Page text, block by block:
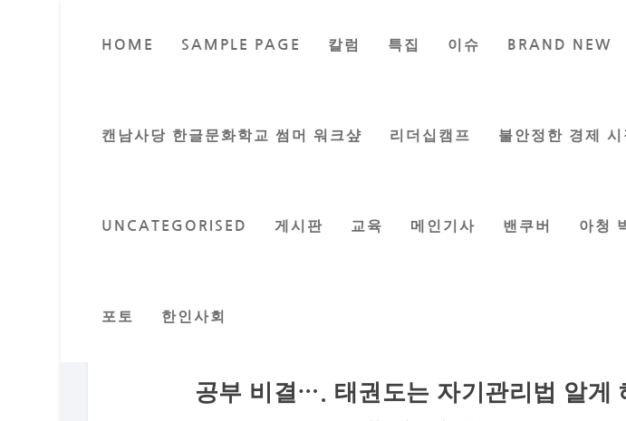
HOME SAMPLE PAGE 칼럼 특집 이슈 BRAND NEW
캔남사당 한글문화학교 썸머 워크샾 리더십캠프 불안정한 경제
UNCATEGORISED 게시판 교육 메인기사 밴쿠버 아청
포토 한인사회
공부 비결…. 태권도는 자기관리법 알게